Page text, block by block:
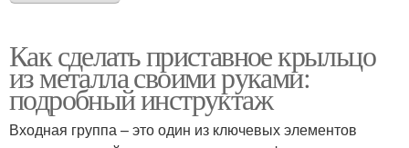
Как сделать приставное крыльцо
из металла своими руками:
подробный инструктаж
Входная группа – это один из ключевых элементов